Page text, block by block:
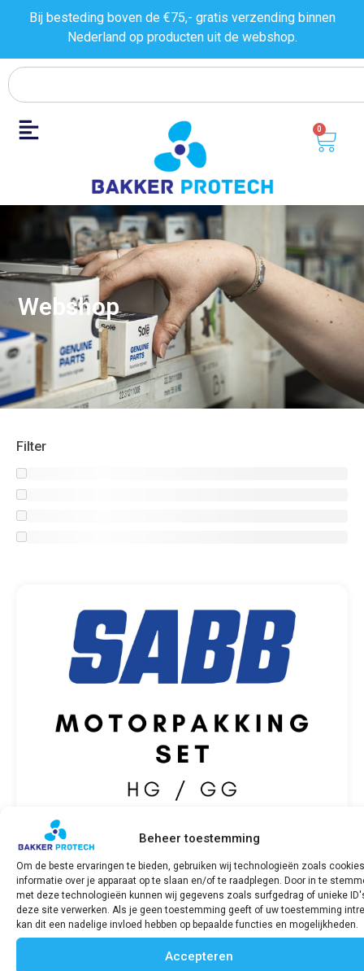
Beheer toestemming
Om de beste ervaringen te bieden, gebruiken wij technologieën zoals
informatie over je apparaat op te slaan en/of te raadplegen. Door in te
met deze technologieën kunnen wij gegevens zoals surfgedrag of unieke
deze site verwerken. Als je geen toestemming geeft of uw toestemming
kan dit een nadelige invloed hebben op bepaalde functies en mogelijkheden.
Accepteren
Bij besteding boven de €75,- gratis verzending binnen
Nederland op producten uit de webshop.
0
Webshop
Filter
Motorpakkingset SABB HG / GG P-03
€ 279,51 incl. BTW